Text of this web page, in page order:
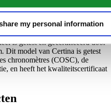
my personal information
Een chronometer is een horloge
is getest en gecertificeerd door
Dit model van Certina is getest
chronomètres (COSC), de
en heeft het kwaliteitscertificaat